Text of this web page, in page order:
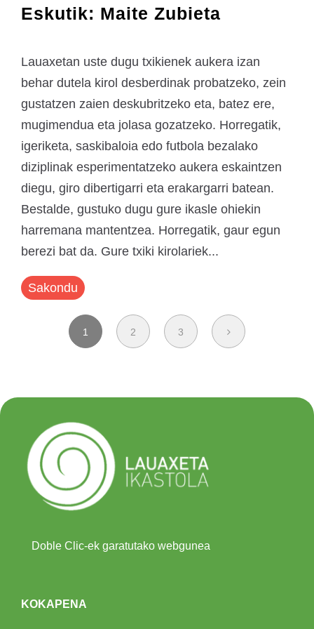
Eskutik: Maite Zubieta
Lauaxetan uste dugu txikienek aukera izan
behar dutela kirol desberdinak probatzeko, zein
gustatzen zaien deskubritzeko eta, batez ere,
mugimendua eta jolasa gozatzeko. Horregatik,
igeriketa, saskibaloia edo futbola bezalako
diziplinak esperimentatzeko aukera eskaintzen
diegu, giro dibertigarri eta erakargarri batean.
Bestalde, gustuko dugu gure ikasle ohiekin
harremana mantentzea. Horregatik, gaur egun
berezi bat da. Gure txiki kirolariek...
Sakondu
1 2 3
Doble Clic-ek garatutako webgunea
KOKAPENA